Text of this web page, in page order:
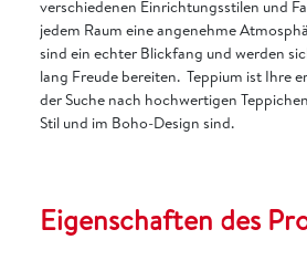
verschiedenen Einrichtungsstilen und
jedem Raum eine angenehme
sind ein echter Blickfang und werden
lang Freude bereiten. Teppium ist Ihre
der Suche nach hochwertigen
Stil und im Boho-Design sind.
Eigenschaften des